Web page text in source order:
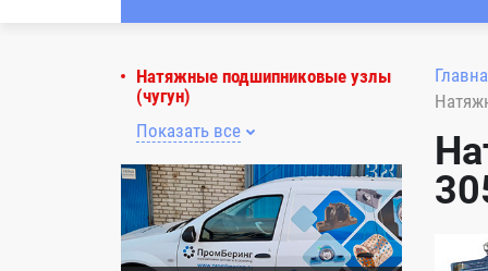
Натяжные подшипниковые узлы
(чугун)
Показать все